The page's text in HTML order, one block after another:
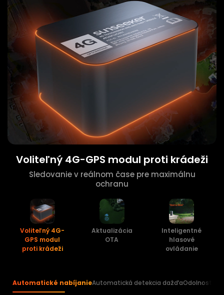
Voliteľný 4G-GPS modul proti krádeži
Sledovanie v reálnom čase pre maximálnu
ochranu
Voliteľný 4G-
GPS modul
proti krádeži
Aktualizácia
OTA
Inteligentné
hlasové
ovládanie
Automatické nabíjanieAutomatická detekcia dažďaOdolnosť